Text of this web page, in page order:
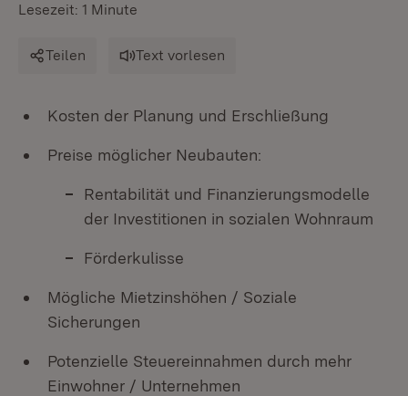
Lesezeit: 1 Minute
Teilen Text vorlesen
Kosten der Planung und Erschließung
Preise möglicher Neubauten:
Rentabilität und Finanzierungsmodelle
der Investitionen in sozialen Wohnraum
Förderkulisse
Mögliche Mietzinshöhen / Soziale
Sicherungen
Potenzielle Steuereinnahmen durch mehr
Einwohner / Unternehmen